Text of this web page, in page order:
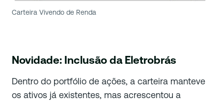
Carteira Vivendo de Renda
Novidade: Inclusão da Eletrobrás
Dentro do portfólio de ações, a carteira manteve
os ativos já existentes, mas acrescentou a